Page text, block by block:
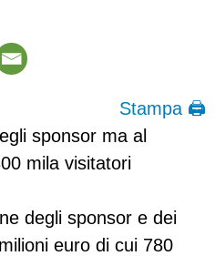
Stampa 🖨
sponsor ma al
mila visitatori
degli sponsor e dei
euro di cui 780